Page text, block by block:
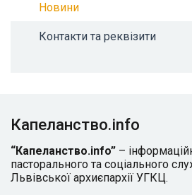
Новини
Контакти та реквізити
Капеланство.info
“Капеланство.info” –
пасторального та соціального
Львівської архиєпархії УГКЦ.